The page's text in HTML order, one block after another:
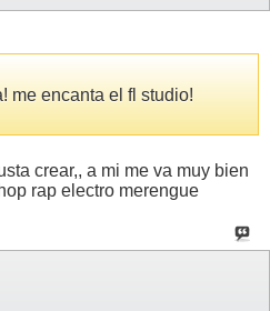
me encanta el fl studio!
crear,, a mi me va muy bien
rap electro merengue